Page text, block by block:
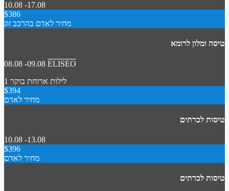
10.08 -17.08
$386
מחיר לאדם בהרכב זוג
טיסה ומלון לרומא
08.08 -09.08 ELISEO
1 לילות ארוחת בוקר
$394
מחיר לאדם
טיסות לכרתים
10.08 -13.08
$396
מחיר לאדם
טיסות לכרתים